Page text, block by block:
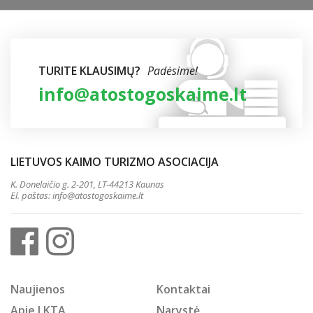
TURITE KLAUSIMŲ? Padėsime!
info@atostogoskaime.lt
LIETUVOS KAIMO TURIZMO ASOCIACIJA
K. Donelaičio g. 2-201, LT-44213 Kaunas
El. paštas:info@atostogoskaime.lt
Naujienos
Kontaktai